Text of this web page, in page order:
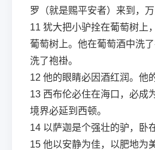
罗（就是赐平安者）来到，万
11 犹大把小驴拴在葡萄树上
葡萄树上。他在葡萄酒中洗
洗了袍褂。
12 他的眼睛必因酒红润。他
13 西布伦必住在海口，必成
境界必延到西顿。
14 以萨迦是个强壮的驴，卧
15 他以安静为佳，以肥地为